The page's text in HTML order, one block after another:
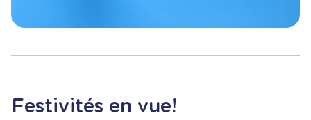
Festivités en vue!